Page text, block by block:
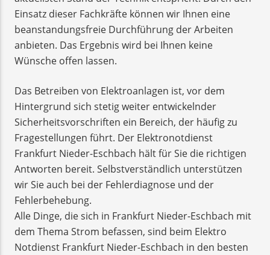
Einsatz dieser Fachkräfte können wir Ihnen eine
beanstandungsfreie Durchführung der Arbeiten
anbieten. Das Ergebnis wird bei Ihnen keine
Wünsche offen lassen.
Das Betreiben von Elektroanlagen ist, vor dem
Hintergrund sich stetig weiter entwickelnder
Sicherheitsvorschriften ein Bereich, der häufig zu
Fragestellungen führt. Der Elektronotdienst
Frankfurt Nieder-Eschbach hält für Sie die richtigen
Antworten bereit. Selbstverständlich unterstützen
wir Sie auch bei der Fehlerdiagnose und der
Fehlerbehebung.
Alle Dinge, die sich in Frankfurt Nieder-Eschbach mit
dem Thema Strom befassen, sind beim Elektro
Notdienst Frankfurt Nieder-Eschbach in den besten